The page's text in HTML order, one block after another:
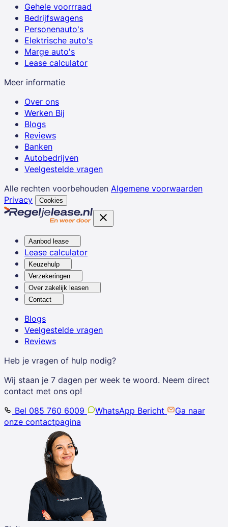
Gehele voorrraad
Bedrijfswagens
Personenauto's
Elektrische auto's
Marge auto's
Lease calculator
Meer informatie
Over ons
Werken Bij
Blogs
Reviews
Banken
Autobedrijven
Veelgestelde vragen
Alle rechten voorbehouden Algemene voorwaarden
Privacy
Cookies
Aanbod lease
Lease calculator
Keuzehulp
Verzekeringen
Over zakelijk leasen
Contact
Blogs
Veelgestelde vragen
Reviews
Heb je vragen of hulp nodig?
Wij staan je 7 dagen per week te woord. Neem direct
contact met ons op!
Bel 085 760 6009
WhatsApp Bericht
Ga naar
onze contactpagina